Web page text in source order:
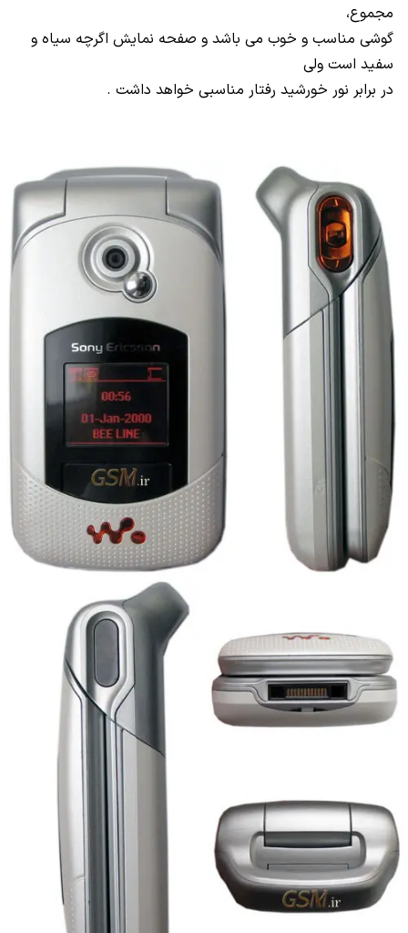
مجموع،
گوشی مناسب و خوب می باشد و صفحه نمایش اگرچه سیاه و
سفید است ولی
در برابر نور خورشید رفتار مناسبی خواهد داشت .